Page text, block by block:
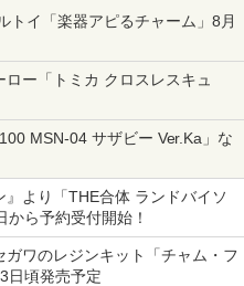
トイ「楽器アピるチャーム」8月
色
ー「トミカ クロスレスキュ
MSN-04 サザビー Ver.Ka」な
より「THE合体 ランドバイソ
ら予約受付開始！
ガワのレジンキット「チャム・フ
日頃発売予定